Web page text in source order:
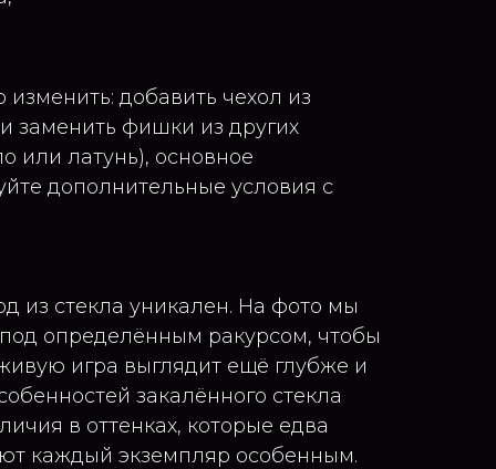
добавить чехол из
заменить фишки из других
или латунь), основное
дополнительные условия с
из стекла уникален. На фото мы
определённым ракурсом, чтобы
игра выглядит ещё глубже и
закалённого стекла
в оттенках, которые едва
каждый экземпляр особенным.